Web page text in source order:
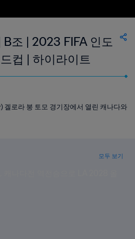
조 | 2023 FIFA 인도
컵 | 하이라이트
겔로라 붕 토모 경기장에서 열린 캐나다와
모두 보기